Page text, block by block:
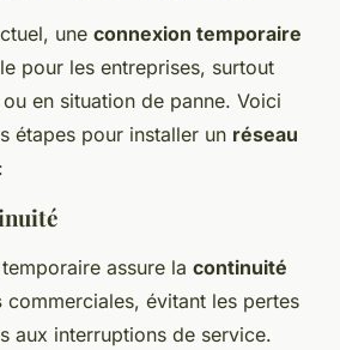
une connexion temporaire
pour les entreprises, surtout
en situation de panne. Voici
étapes pour installer un réseau
:
assure la continuité
commerciales, évitant les pertes
aux interruptions de service.